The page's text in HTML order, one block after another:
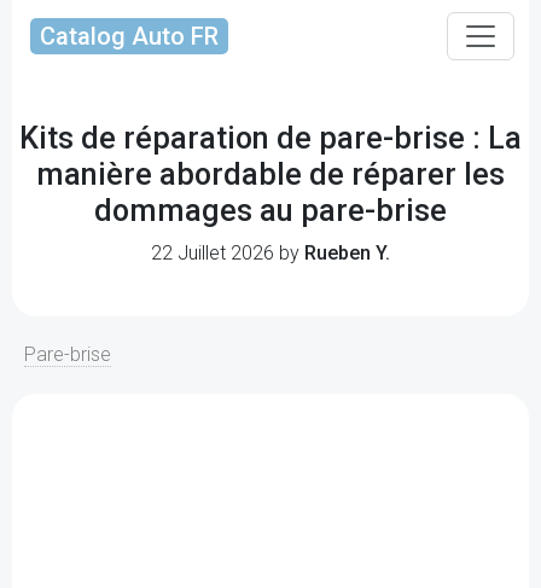
Catalog Auto FR
Kits de réparation de pare-brise : La
manière abordable de réparer les
dommages au pare-brise
22 Juillet 2026 by Rueben Y.
Pare-brise